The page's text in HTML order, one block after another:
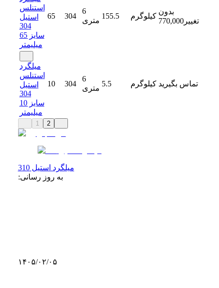
استنلس
استیل
304
سایز 65
میلیمتر
65 304
6
متری
155.5 کیلوگرم
بدون
تغییر770,000
میلگرد
استنلس
استیل
304
سایز 10
میلیمتر
10 304
6
متری
5.5 کیلوگرم تماس بگیرید
1 2
میلگرد استیل 310
به روز رسانی:
۱۴۰۵/۰۲/۰۵